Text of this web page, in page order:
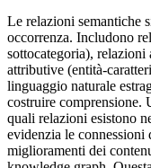
Le relazioni semantiche
occorrenza. Includono
sottocategoria),
attributive (entità-
linguaggio naturale
costruire comprensione.
quali relazioni esistono
evidenzia le connessioni
miglioramenti dei